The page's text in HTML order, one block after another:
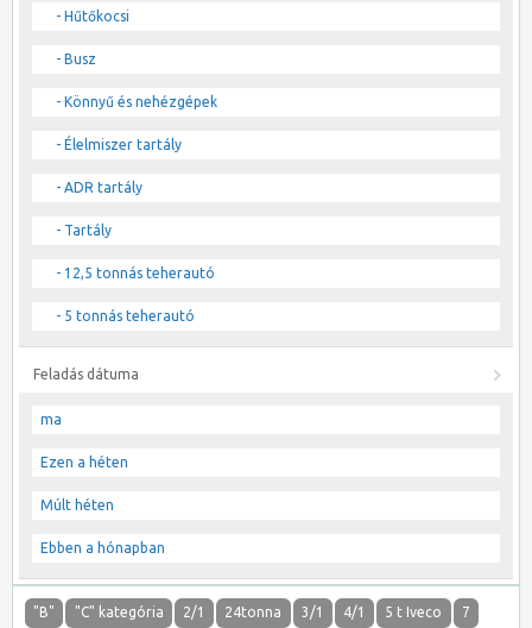
- Hűtőkocsi
- Busz
- Könnyű és nehézgépek
- Élelmiszer tartály
- ADR tartály
- Tartály
- 12,5 tonnás teherautó
- 5 tonnás teherautó
Feladás dátuma
ma
Ezen a héten
Múlt héten
Ebben a hónapban
"B" "C" kategória 2/1 24tonna 3/1 4/1 5 t Iveco 7